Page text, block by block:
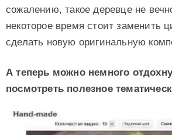
сожалению, такое деревце не
некоторое время стоит заменить
сделать новую оригинальную
А теперь можно немного
посмотреть полезное